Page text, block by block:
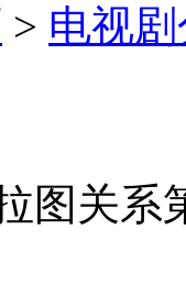
> 电视
图关系